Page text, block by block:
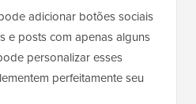
adicionar botões sociais
e posts com apenas alguns
personalizar esses
perfeitamente seu